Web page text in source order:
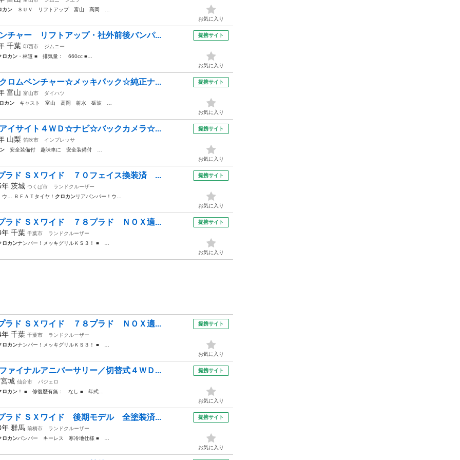
カン ＳＵＶ リフトアップ 富山 高岡 …
お気に入り
チャー リフトアップ・社外前後バンパ...
千葉 印西市
ジムニー
ロカン ・林道 ■ 排気量： 660cc ■…
提携サイト
お気に入り
ロムベンチャー☆メッキパック☆純正ナ...
富山 富山市
ダイハツ
カン キャスト 富山 高岡 射水 砺波 …
提携サイト
お気に入り
イサイト４ＷＤ☆ナビ☆バックカメラ☆...
山梨 笛吹市
インプレッサ
安全装備付 趣味車に 安全装備付 …
提携サイト
お気に入り
ラド ＳＸワイド ７０フェイス換装済 ...
茨城 つくば市
ランドクルーザー
… ＢＦＡＴタイヤ！ クロカンリアバンパー！ウ…
提携サイト
お気に入り
ラド ＳＸワイド ７８プラド ＮＯＸ適...
千葉 千葉市
ランドクルーザー
ロカンナンパー！メッキグリルＫＳ３！ ■ …
提携サイト
お気に入り
ラド ＳＸワイド ７８プラド ＮＯＸ適...
千葉 千葉市
ランドクルーザー
ロカンナンパー！メッキグリルＫＳ３！ ■ …
提携サイト
お気に入り
イナルアニバーサリー／切替式４ＷＤ...
宮城 仙台市
パジェロ
ロカン ！ ■ 修復歴有無： なし ■ 年式…
提携サイト
お気に入り
ラド ＳＸワイド 後期モデル 全塗装済...
群馬 前橋市
ランドクルーザー
ロカンバンパー キーレス 寒冷地仕様 ■ …
提携サイト
お気に入り